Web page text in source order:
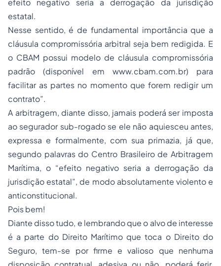
efeito negativo seria a derrogação da jurisdição
estatal.
Nesse sentido, é de fundamental importância que a
cláusula compromissória arbitral seja bem redigida. E
o CBAM possui modelo de cláusula compromissória
padrão (disponível em www.cbam.com.br) para
facilitar as partes no momento que forem redigir um
contrato”.
A arbitragem, diante disso, jamais poderá ser imposta
ao segurador sub-rogado se ele não aquiesceu antes,
expressa e formalmente, com sua primazia, já que,
segundo palavras do Centro Brasileiro de Arbitragem
Marítima, o “efeito negativo seria a derrogação da
jurisdição estatal”, de modo absolutamente violento e
anticonstitucional.
Pois bem!
Diante disso tudo, e lembrando que o alvo de interesse
é a parte do Direito Marítimo que toca o Direito do
Seguro, tem-se por firme e valioso que nenhuma